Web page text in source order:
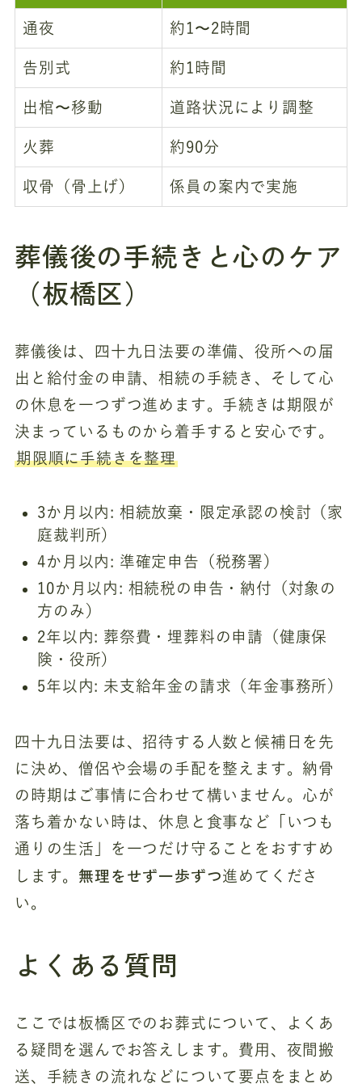
通夜 約1〜2時間
告別式 約1時間
出棺〜移動 道路状況により調整
火葬 約90分
収骨（骨上げ） 係員の案内で実施
葬儀後の手続きと心のケア
（板橋区）
葬儀後は、四十九日法要の準備、役所への届
出と給付金の申請、相続の手続き、そして心
の休息を一つずつ進めます。手続きは期限が
決まっているものから着手すると安心です。
期限順に手続きを整理
3か月以内: 相続放棄・限定承認の検討（家
庭裁判所）
4か月以内: 準確定申告（税務署）
10か月以内: 相続税の申告・納付（対象の
方のみ）
2年以内: 葬祭費・埋葬料の申請（健康保
険・役所）
5年以内: 未支給年金の請求（年金事務所）
四十九日法要は、招待する人数と候補日を先
に決め、僧侶や会場の手配を整えます。納骨
の時期はご事情に合わせて構いません。心が
落ち着かない時は、休息と食事など「いつも
通りの生活」を一つだけ守ることをおすすめ
します。 無理をせず一歩ずつ進めてくださ
い。
よくある質問
ここでは板橋区でのお葬式について、よくあ
る疑問を選んでお答えします。費用、夜間搬
送、手続きの流れなどについて要点をまとめ